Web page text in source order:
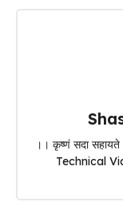
।। कृष्णं सदा
Technical